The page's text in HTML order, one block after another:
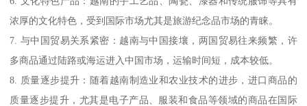
浓厚的文化特色，受到国际市场尤其是旅游纪念品市场的青睐。
7. 与中国贸易关系紧密：越南与中国接壤，两国贸易往来频繁，许
多商品通过陆路或海运进入中国市场，运输时间短，成本较低。
8. 质量逐步提升：随着越南制造业和农业技术的进步，进口商品的
质量逐步提升，尤其是电子产品、服装和食品等领域的商品在国际